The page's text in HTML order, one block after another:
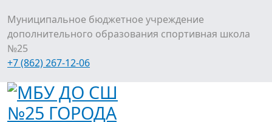
Муниципальное бюджетное учреждение
дополнительного образования спортивная школа
№25
+7 (862) 267-12-06